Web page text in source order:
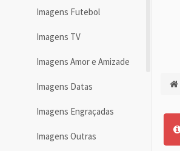
Imagens Futebol
Imagens TV
Imagens Amor e Amizade
Imagens Datas
Imagens Engraçadas
Imagens Outras